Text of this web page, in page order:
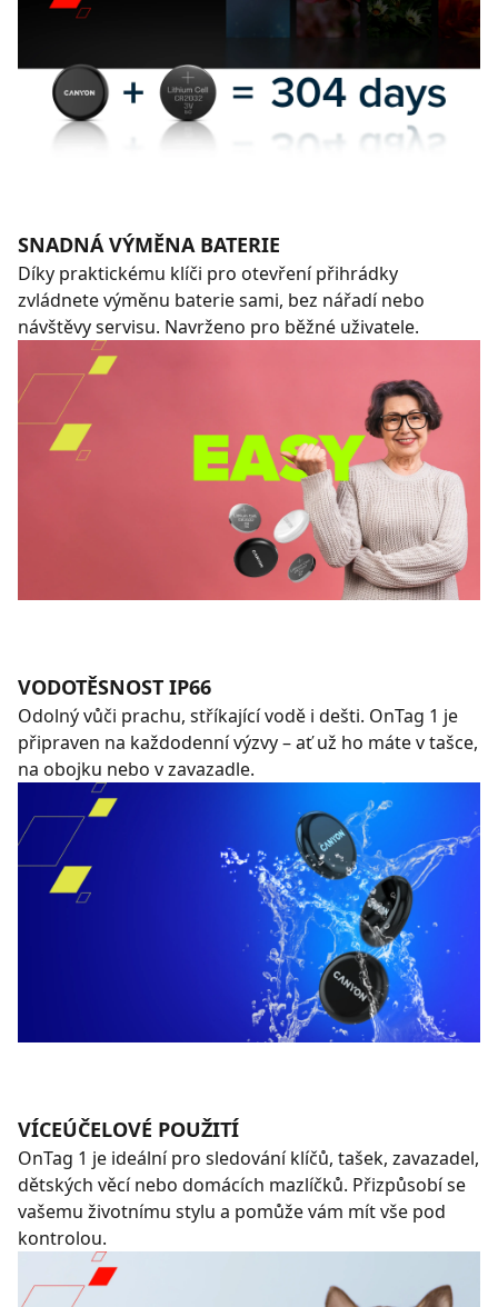
SNADNÁ VÝMĚNA BATERIE
Díky praktickému klíči pro otevření přihrádky
zvládnete výměnu baterie sami, bez nářadí nebo
návštěvy servisu. Navrženo pro běžné uživatele.
VODOTĚSNOST IP66
Odolný vůči prachu, stříkající vodě i dešti. OnTag 1 je
připraven na každodenní výzvy – ať už ho máte v tašce,
na obojku nebo v zavazadle.
VÍCEÚČELOVÉ POUŽITÍ
OnTag 1 je ideální pro sledování klíčů, tašek, zavazadel,
dětských věcí nebo domácích mazlíčků. Přizpůsobí se
vašemu životnímu stylu a pomůže vám mít vše pod
kontrolou.